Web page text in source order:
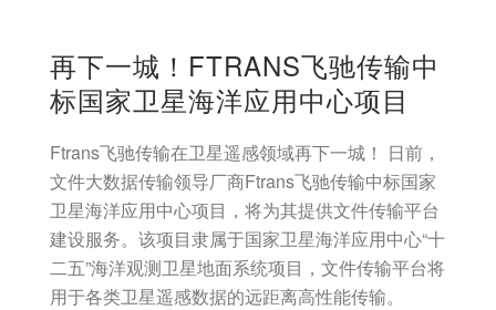
再下一城！FTRANS飞驰传输中
标国家卫星海洋应用中心项目
Ftrans飞驰传输在卫星遥感领域再下一城！ 日前，
文件大数据传输领导厂商Ftrans飞驰传输中标国家
卫星海洋应用中心项目，将为其提供文件传输平台
建设服务。该项目隶属于国家卫星海洋应用中心“十
二五”海洋观测卫星地面系统项目，文件传输平台将
用于各类卫星遥感数据的远距离高性能传输。